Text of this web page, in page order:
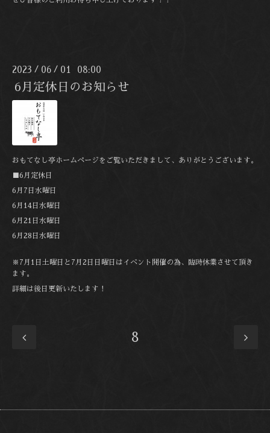
2023 / 06 / 01 08:00
6月定休日のお知らせ
おもてなし亭ホームページをご覧いただきまして、ありがとうございます。
■6月定休日
6月7日水曜日
6月14日水曜日
6月21日水曜日
6月28日水曜日
※7月1日土曜日と7月2日日曜日はイベント開催の為、臨時休業させて頂き
ます。
詳細は後日更新いたします！
8